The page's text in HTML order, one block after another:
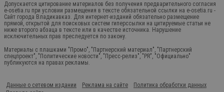
Допускается цитирование материалов без получения предварительного согласия
e-osetia.ru при условии размещения в тексте обязательной ссылки на e-osetia.ru -
Сайт города Владикавказ. Для интернет-изданий обязательно размещение
прямой, открытой для поисковых систем гиперссылки на цитируемые статьи не
ниже второго абзаца в тексте или в качестве источника. Нарушение
исключительных прав преследуется по закону.
Материалы с плашками "Промо", "Партнерский материал", "Партнерский
спецпроект", "Политические новости", "Пресс-релиз", "PR", "Официально"
публикуются на правах рекламы.
Данные о сетевом издании Реклама на сайте
Политика обработки данных